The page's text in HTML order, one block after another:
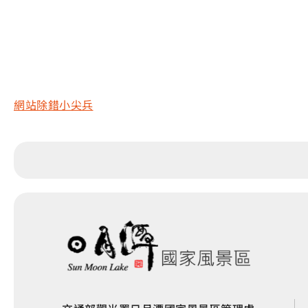
網站除錯小尖兵